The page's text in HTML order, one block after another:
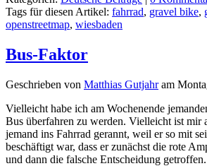
Tags für diesen Artikel: fahrrad, gravel bike,
openstreetmap, wiesbaden
Bus-Faktor
Geschrieben von Matthias Gutjahram
Vielleicht habe ich am Wochenende
Bus überfahren zu werden. Vielleicht ist mir
jemand ins Fahrrad gerannt, weil er so mit
beschäftigt war, dass er zunächst die rote
und dann die falsche Entscheidung getroffen.